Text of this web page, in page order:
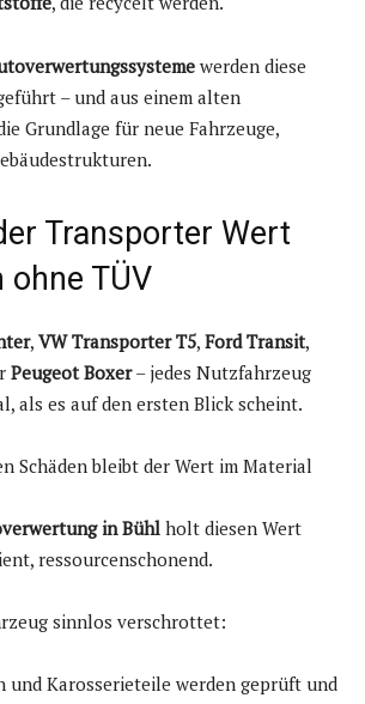
werden diese
– und aus einem alten
Grundlage für neue Fahrzeuge,
Transporter Wert
ohne TÜV
, VW Transporter T5, Ford Transit,
Peugeot Boxer– jedes Nutzfahrzeug
als es auf den ersten Blick scheint.
Schäden bleibt der Wert im Material
in Bühlholt diesen Wert
ressourcenschonend.
sinnlos verschrottet:
und Karosserieteile werden geprüft und